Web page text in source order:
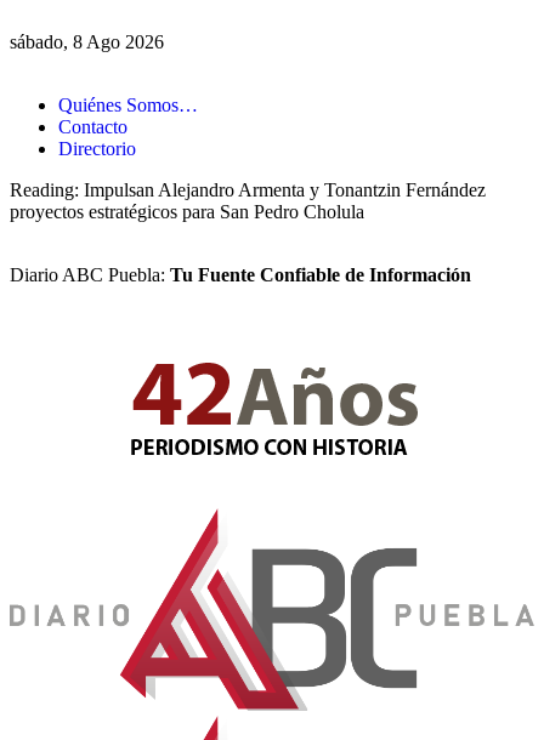
sábado, 8 Ago 2026
Quiénes Somos…
Contacto
Directorio
Reading: Impulsan Alejandro Armenta y Tonantzin Fernández
proyectos estratégicos para San Pedro Cholula
Diario ABC Puebla: Tu Fuente Confiable de Información